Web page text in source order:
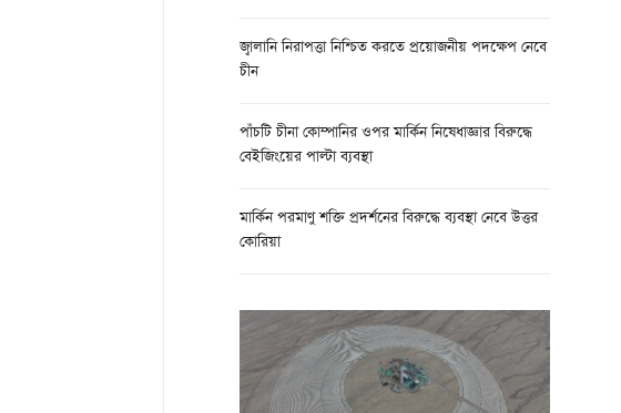
জ্বালানি নিরাপত্তা নিশ্চিত করতে প্রয়োজনীয় পদক্ষেপ নেবে
চীন
পাঁচটি চীনা কোম্পানির ওপর মার্কিন নিষেধাজ্ঞার বিরুদ্ধে
বেইজিংয়ের পাল্টা ব্যবস্থা
মার্কিন পরমাণু শক্তি প্রদর্শনের বিরুদ্ধে ব্যবস্থা নেবে উত্তর
কোরিয়া